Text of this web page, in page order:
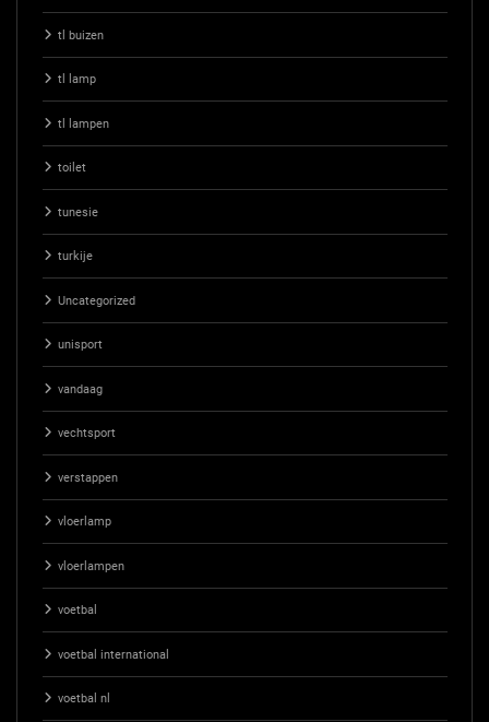
tl buizen
tl lamp
tl lampen
toilet
tunesie
turkije
Uncategorized
unisport
vandaag
vechtsport
verstappen
vloerlamp
vloerlampen
voetbal
voetbal international
voetbal nl